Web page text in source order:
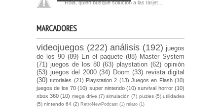
Hola, quien busque solucion a las tarjet…
MARCADORES
videojuegos (222) análisis (192) juegos
de los 90 (89) En el paquete (88) Master System
(71) juegos de los 80 (63) playstation (62) opinión
(53) juegos del 2000 (34) Doom (33) revista digital
(30) tutoriales (21) Playstation 2 (13) Juegos en Flash (10)
juegos de los 70 (10) super nintendo (10) survival horror (10)
xbox 360 (10) mega drive (7) simulación (7) puzles (5) utilidades
(5) nintendo 64 (2) RetroNewPodcast (1) relato (1)